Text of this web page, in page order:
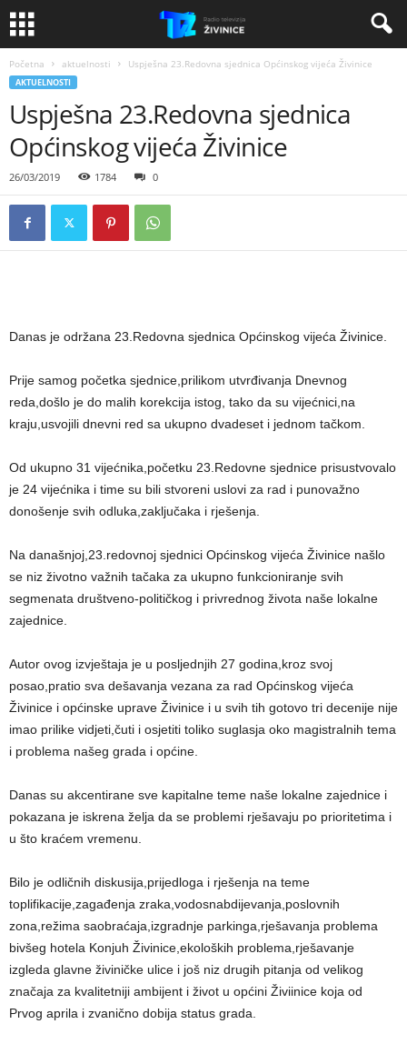
Početna aktuelnosti Uspješna 23.Redovna sjednica Općinskog vijeća Živinice
AKTUELNOSTI
Uspješna 23.Redovna sjednica
Općinskog vijeća Živinice
26/03/2019 1784 0
Danas je održana 23.Redovna sjednica Općinskog vijeća Živinice.
Prije samog početka sjednice,prilikom utvrđivanja Dnevnog
reda,došlo je do malih korekcija istog, tako da su vijećnici,na
kraju,usvojili dnevni red sa ukupno dvadeset i jednom tačkom.
Od ukupno 31 vijećnika,početku 23.Redovne sjednice prisustvovalo
je 24 vijećnika i time su bili stvoreni uslovi za rad i punovažno
donošenje svih odluka,zaključaka i rješenja.
Na današnjoj,23.redovnoj sjednici Općinskog vijeća Živinice našlo
se niz životno važnih tačaka za ukupno funkcioniranje svih
segmenata društveno-političkog i privrednog života naše lokalne
zajednice.
Autor ovog izvještaja je u posljednjih 27 godina,kroz svoj
posao,pratio sva dešavanja vezana za rad Općinskog vijeća
Živinice i općinske uprave Živinice i u svih tih gotovo tri decenije nije
imao prilike vidjeti,čuti i osjetiti toliko suglasja oko magistralnih tema
i problema našeg grada i općine.
Danas su akcentirane sve kapitalne teme naše lokalne zajednice i
pokazana je iskrena želja da se problemi rješavaju po prioritetima i
u što kraćem vremenu.
Bilo je odličnih diskusija,prijedloga i rješenja na teme
toplifikacije,zagađenja zraka,vodosnabdijevanja,poslovnih
zona,režima saobraćaja,izgradnje parkinga,rješavanja problema
bivšeg hotela Konjuh Živinice,ekoloških problema,rješavanje
izgleda glavne živiničke ulice i još niz drugih pitanja od velikog
značaja za kvalitetniji ambijent i život u općini Živiinice koja od
Prvog aprila i zvanično dobija status grada.